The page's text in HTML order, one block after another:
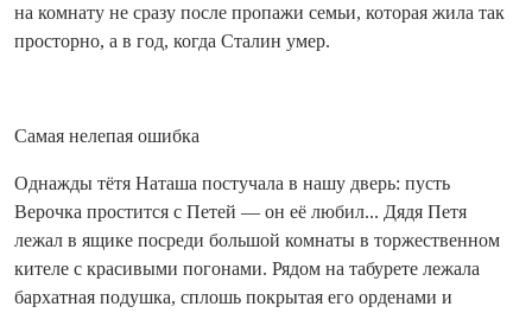
на комнату не сразу после пропажи семьи, которая жила так
просторно, а в год, когда Сталин умер.
Самая нелепая ошибка
Однажды тётя Наташа постучала в нашу дверь: пусть
Верочка простится с Петей — он её любил... Дядя Петя
лежал в ящике посреди большой комнаты в торжественном
кителе с красивыми погонами. Рядом на табурете лежала
бархатная подушка, сплошь покрытая его орденами и